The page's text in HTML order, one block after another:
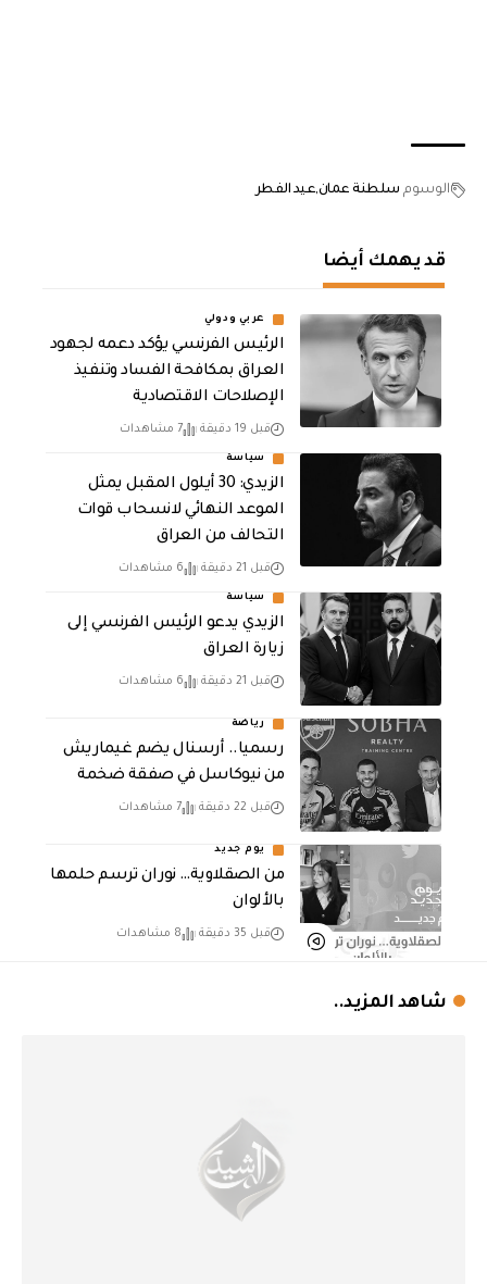
الوسوم سلطنة عمانعيد الفطر
قد يهمك أيضا
عربي ودولي
الرئيس الفرنسي يؤكد دعمه لجهود
العراق بمكافحة الفساد وتنفيذ
الإصلاحات الاقتصادية
قبل 19 دقيقة 7 مشاهدات
سياسة
الزيدي: 30 أيلول المقبل يمثل
الموعد النهائي لانسحاب قوات
التحالف من العراق
قبل 21 دقيقة 6 مشاهدات
سياسة
الزيدي يدعو الرئيس الفرنسي إلى
زيارة العراق
قبل 21 دقيقة 6 مشاهدات
رياضة
رسميا.. أرسنال يضم غيماريش
من نيوكاسل في صفقة ضخمة
قبل 22 دقيقة 7 مشاهدات
يوم جديد
من الصقلاوية… نوران ترسم حلمها
بالألوان
قبل 35 دقيقة 8 مشاهدات
شاهد المزيد..